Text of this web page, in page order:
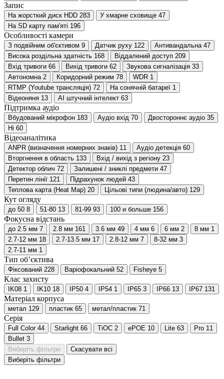
Запис
На жорсткий диск HDD 283 У хмарне сховище 47
На SD карту пам'яті 196
Особливості камери
З подвійним об'єктивом 9 Датчик руху 122 Антивандальна 47
Висока роздільна здатність 168 Віддалений доступ 209
Вхід тривоги 66 Вихід тривоги 62 Звукова сигналізація 33
Автономна 2 Коридорний режим 78 WDR 1
RTMP (Youtube трансляція) 72 На сонячній батареї 1
Відеоняня 13 AI штучний інтелект 63
Підтримка аудіо
Вбудований мікрофон 183 Аудіо вхід 70 Двостороннє аудіо 35
Ні 60
Відеоаналітика
ANPR (визначення номерних знаків) 11 Аудіо детекція 60
Вторгнення в область 133 Вхід / вихід з регіону 23
Детектор облич 72 Залишені / зниклі предмети 47
Перетин лінії 121 Підрахунок людей 43
Теплова карта (Heat Map) 20 Цільові типи (людина/авто) 129
Кут огляду
до 50 8 51-80 13 81-99 93 100 и больше 156
Фокусна відстань
до 2.5 мм 7 2.8 мм 161 3.6 мм 49 4 мм 6 6 мм 2 8 мм 1
2.7-12 мм 18 2.7-13.5 мм 17 2.8-12 мм 7 8-32 мм 3
2.7-11 мм 1
Тип об’єктива
Фіксований 228 Варіофокальний 52 Fisheye 5
Клас захисту
IK08 1 IK10 18 IP50 4 IP54 1 IP65 3 IP66 13 IP67 131
Матеріал корпуса
метал 129 пластик 65 метал/пластик 71
Серія
Full Color 44 Starlight 66 TiOC 2 ePOE 10 Lite 63 Pro 11
Bullet 3
Виберіть фільтри
Скасувати всі
Виберіть фільтри